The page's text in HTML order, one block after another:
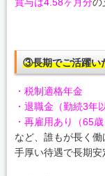
③長期でご活躍い
・税制適格年金
・退職金（勤続3年
・再雇用あり（65歳
など、誰もが長く働
手厚い待遇で長期安